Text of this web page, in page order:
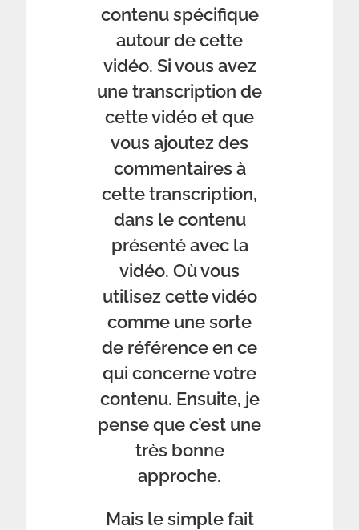
contenu spécifique
autour de cette
vidéo. Si vous avez
une transcription de
cette vidéo et que
vous ajoutez des
commentaires à
cette transcription,
dans le contenu
présenté avec la
vidéo. Où vous
utilisez cette vidéo
comme une sorte
de référence en ce
qui concerne votre
contenu. Ensuite, je
pense que c’est une
très bonne
approche.
Mais le simple fait